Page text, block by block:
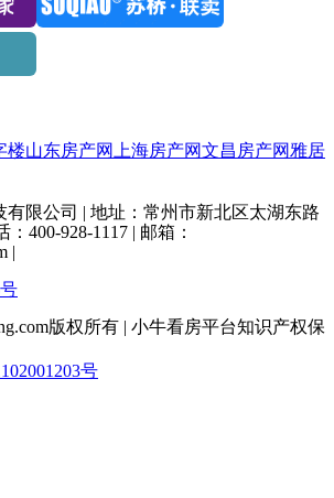
楼山东房产网 上海房产网文昌房产网 雅居
限公司 | 地址：常州市新北区太湖东路
400-928-1117 | 邮箱：
|
版权所有 | 小牛看房平台知识产权保
号